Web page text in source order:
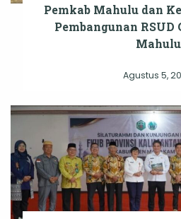
Pemkab Mahulu dan
Pembangunan RSUD
Mahulu
Agustus 5,